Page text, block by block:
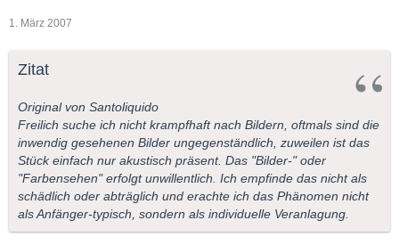
1. März 2007
Zitat
Original von Santoliquido
Freilich suche ich nicht krampfhaft nach Bildern, oftmals sind die
inwendig gesehenen Bilder ungegenständlich, zuweilen ist das
Stück einfach nur akustisch präsent. Das "Bilder-" oder
"Farbensehen" erfolgt unwillentlich. Ich empfinde das nicht als
schädlich oder abträglich und erachte ich das Phänomen nicht
als Anfänger-typisch, sondern als individuelle Veranlagung.